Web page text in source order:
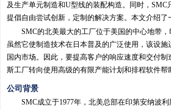
及生产单元制造和U型线的装配构造。同时，SMC
提倡自由尝试创新，定制的解决方案。本文介绍了
SMC的北美最大的工厂位于美国的中心地带，
虽然它使制造技术在日本普及的广泛使用，该设施
国内市场。因此，要提高客户的响应速度和交付制
斯工厂转向使用高级的有限产能计划和排程软件帮
公司背景
SMC成立于1977年，北美总部在印第安纳波利